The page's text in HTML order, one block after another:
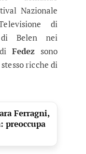
Nazionale
di
di Belen nei
Fedez sono
ricche di
Ferragni,
preoccupa